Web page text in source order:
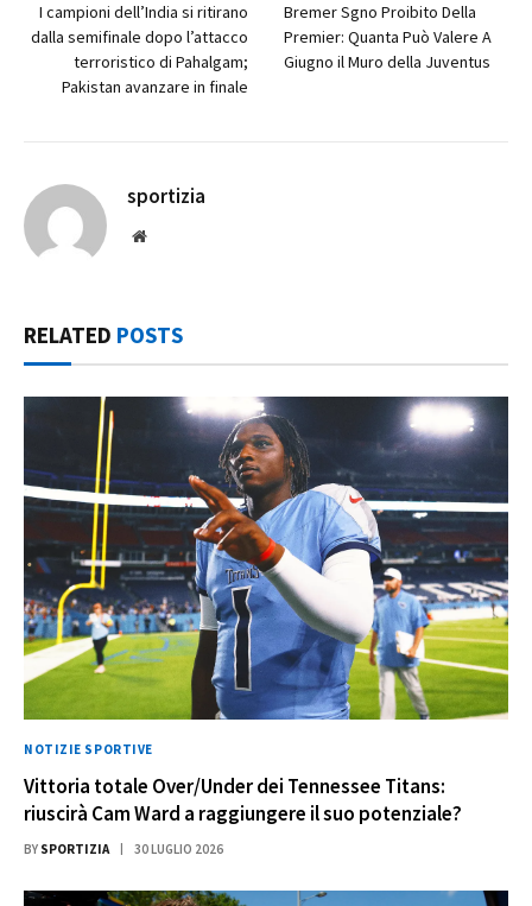
I campioni dell’India si ritirano
dalla semifinale dopo l’attacco
terroristico di Pahalgam;
Pakistan avanzare in finale
Bremer Sgno Proibito Della
Premier: Quanta Può Valere A
Giugno il Muro della Juventus
sportizia
Website
RELATED POSTS
NOTIZIE SPORTIVE
Vittoria totale Over/Under dei Tennessee Titans:
riuscirà Cam Ward a raggiungere il suo potenziale?
BY SPORTIZIA 30 LUGLIO 2026